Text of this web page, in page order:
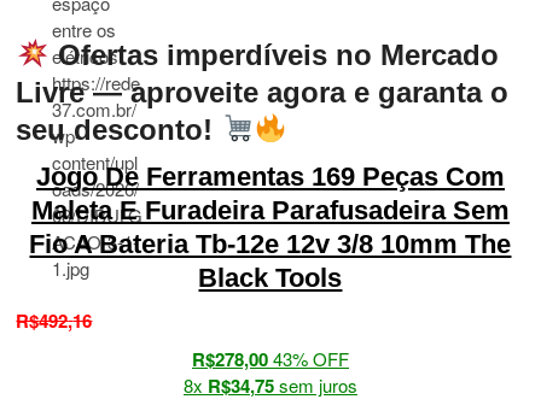
Ofertas imperdíveis no Mercado
Livre — aproveite agora e garanta o
seu desconto!
Jogo De Ferramentas 169 Peças Com
Maleta E Furadeira Parafusadeira Sem
Fio A Bateria Tb-12e 12v 3/8 10mm The
Black Tools
R$492,16
R$278,0043% OFF
8x R$34,75sem juros